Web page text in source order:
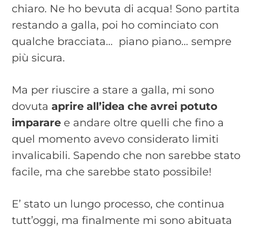
chiaro. Ne ho bevuta di acqua! Sono partita
restando a galla, poi ho cominciato con
qualche bracciata… piano piano… sempre
più sicura.
Ma per riuscire a stare a galla, mi sono
dovuta aprire all’idea che avrei potuto
imparare e andare oltre quelli che fino a
quel momento avevo considerato limiti
invalicabili. Sapendo che non sarebbe stato
facile, ma che sarebbe stato possibile!
E’ stato un lungo processo, che continua
tutt’oggi, ma finalmente mi sono abituata